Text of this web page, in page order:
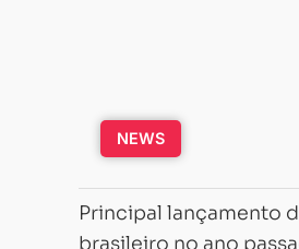
NEWS
Principal lançamento
brasileiro no ano